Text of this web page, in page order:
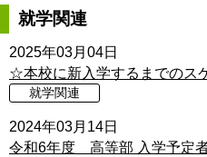
就学関連
2025年03月04日
☆本校に新入学するまでのス
就学関連
2024年03月14日
令和6年度 高等部 入学予定